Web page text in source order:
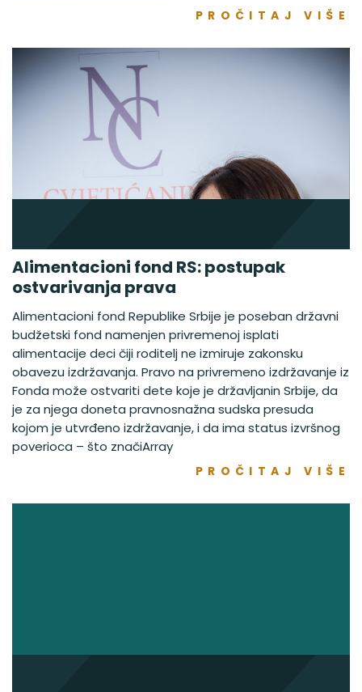
PROČITAJ VIŠE
Alimentacioni fond RS: postupak
ostvarivanja prava
Alimentacioni fond Republike Srbije je poseban državni
budžetski fond namenjen privremenoj isplati
alimentacije deci čiji roditelj ne izmiruje zakonsku
obavezu izdržavanja. Pravo na privremeno izdržavanje iz
Fonda može ostvariti dete koje je državljanin Srbije, da
je za njega doneta pravnosnažna sudska presuda
kojom je utvrđeno izdržavanje, i da ima status izvršnog
poverioca – što značiArray
PROČITAJ VIŠE